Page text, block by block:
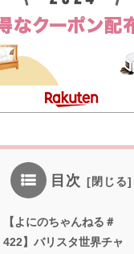
目次
【よにのちゃんねる＃
422】バリスタ世界チャ